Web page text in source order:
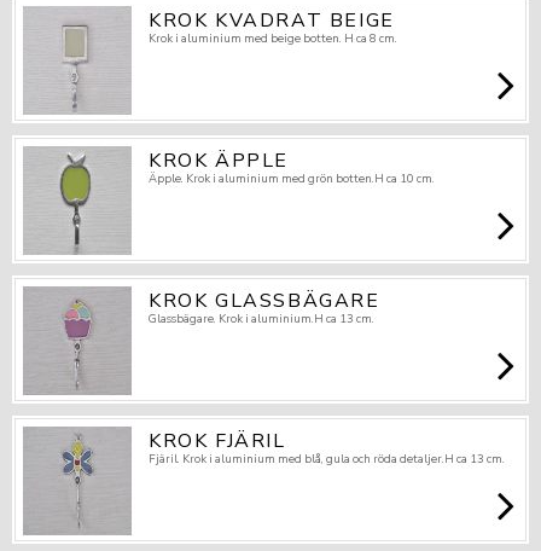
KROK KVADRAT BEIGE
Krok i aluminium med beige botten. H ca 8 cm.
KROK ÄPPLE
Äpple. Krok i aluminium med grön botten.H ca 10 cm.
KROK GLASSBÄGARE
Glassbägare. Krok i aluminium.H ca 13 cm.
KROK FJÄRIL
Fjäril. Krok i aluminium med blå, gula och röda detaljer.H ca 13 cm.